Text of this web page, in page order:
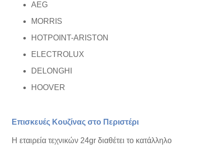
AEG
MORRIS
HOTPOINT-ARISTON
ELECTROLUX
DELONGHI
HOOVER
Επισκευές Κουζίνας στο Περιστέρι
Η εταιρεία τεχνικών 24gr διαθέτει το κατάλληλο